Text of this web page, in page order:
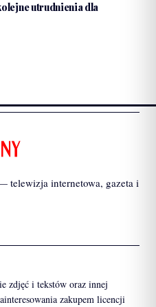
utrudnienia dla
telewizja internetowa, gazeta i
zdjęć i tekstów oraz innej
zakupem licencji